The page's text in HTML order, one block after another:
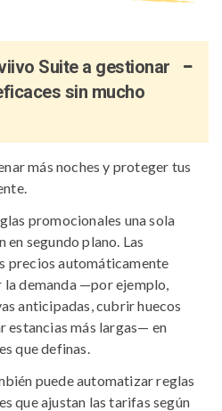
Suite a gestionar
sin mucho
más noches y proteger tus
promocionales una sola
en segundo plano. Las
precios automáticamente
demanda —por ejemplo,
anticipadas, cubrir huecos
estancias más largas— en
que definas.
puede automatizar reglas
que ajustan las tarifas según